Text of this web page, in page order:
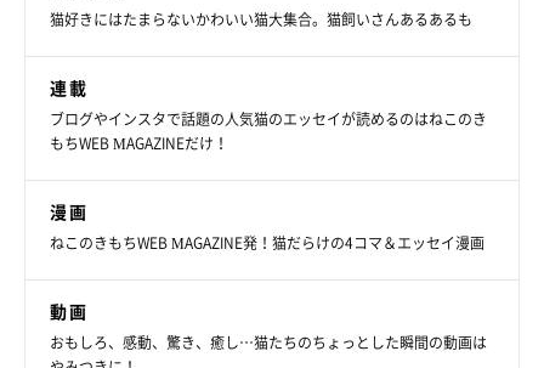
猫好きにはたまらないかわいい猫大集合。猫飼いさんあるあるも
連載
ブログやインスタで話題の人気猫のエッセイが読めるのはねこのき
もちWEB MAGAZINEだけ！
漫画
ねこのきもちWEB MAGAZINE発！猫だらけの4コマ＆エッセイ漫画
動画
おもしろ、感動、驚き、癒し…猫たちのちょっとした瞬間の動画は